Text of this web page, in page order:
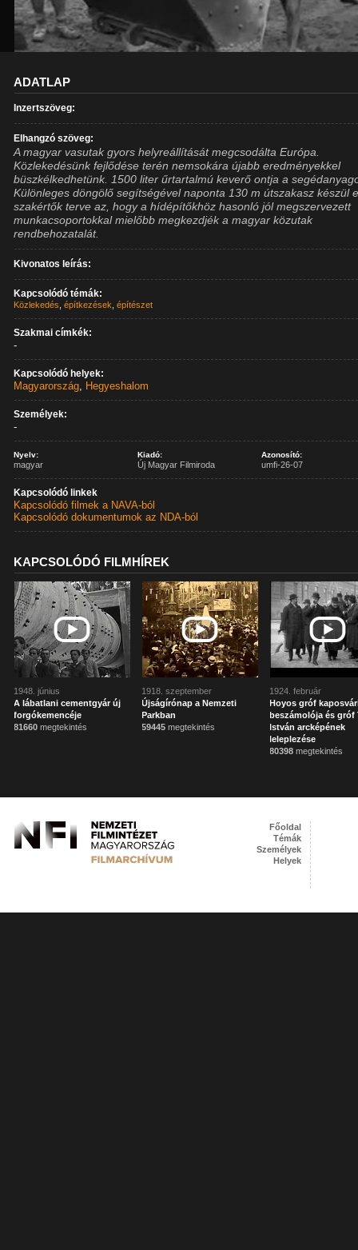
ADATLAP
Inzertszöveg:
Elhangzó szöveg:
A magyar vasutak gyors helyreállítását megcsodálta Európa.
Közlekedésünk fejlődése terén nemsokára újabb eredményekkel
büszkélkedhetünk. 1500 liter űrtartalmú keverő ontja a
Különleges döngölő segítségével naponta 130 m útszakasz készül
szakértők terve az, hogy a hídépítőkhöz hasonló jól megszervezett
munkacsoportokkal mielőbb megkezdjék a magyar közutak
rendbehozatalát.
Kivonatos leírás:
Kapcsolódó témák:
Közlekedés ,építkezések ,építészet
Szakmai címkék:
-
Kapcsolódó helyek:
Magyarország, Hegyeshalom
Személyek:
-
Nyelv:
magyar
Kiadó:
Új Magyar Filmiroda
Azonosító:
umfi-26-07
Kapcsolódó linkek
Kapcsolódó filmek a NAVA-ból
Kapcsolódó dokumentumok az NDA-ból
KAPCSOLÓDÓ FILMHÍREK
1948. június
A lábatlani cementgyár új
forgókemencéje
81660 megtekintés
1918. szeptember
Újságírónap a Nemzeti
Parkban
59445 megtekintés
1924. február
Hoyos gróf
beszámolója és gróf
István arcképének
leleplezése
80398 megtekintés
Főoldal
Témák
Személyek
Helyek